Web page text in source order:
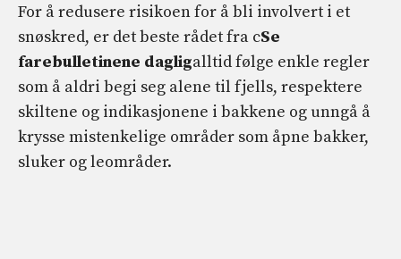
For å redusere risikoen for å bli involvert i et
snøskred, er det beste rådet fra cSe
farebulletinene dagligalltid følge enkle regler
som å aldri begi seg alene til fjells, respektere
skiltene og indikasjonene i bakkene og unngå å
krysse mistenkelige områder som åpne bakker,
sluker og leområder.